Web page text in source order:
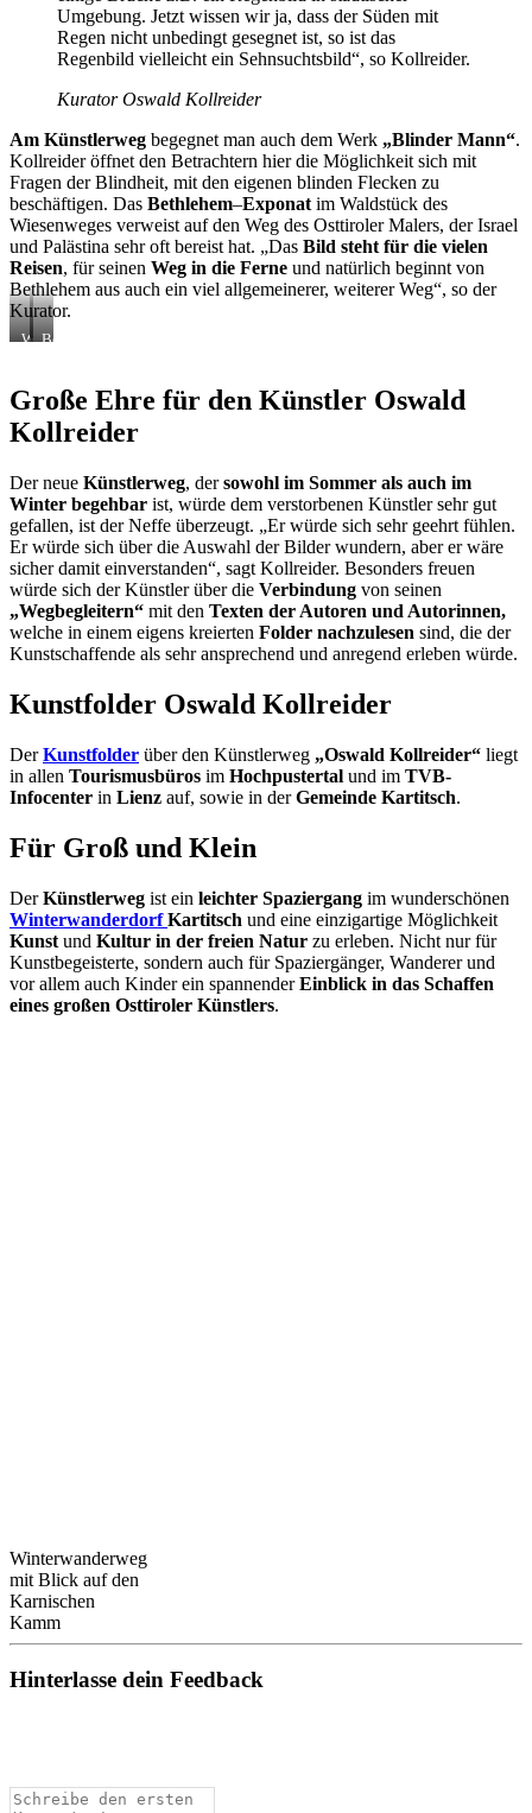
Umgebung. Jetzt wissen wir ja, dass der Süden mit
Regen nicht unbedingt gesegnet ist, so ist das
Regenbild vielleicht ein Sehnsuchtsbild“, so Kollreider.
Kurator Oswald Kollreider
Am Künstlerweg begegnet man auch dem Werk „Blinder Mann“.
Kollreider öffnet den Betrachtern hier die Möglichkeit sich mit
Fragen der Blindheit, mit den eigenen blinden Flecken zu
beschäftigen. Das Bethlehem–Exponat im Waldstück des
Wiesenweges verweist auf den Weg des Osttiroler Malers, der Israel
und Palästina sehr oft bereist hat. „Das Bild steht für die vielen
Reisen, für seinen Weg in die Ferne und natürlich beginnt von
Bethlehem aus auch ein viel allgemeinerer, weiterer Weg“, so der
Kurator.
Werk
entlang
des
Weges
Bethlehem–
Waldstück
des
Wiesenweges
Große Ehre für den Künstler Oswald
Kollreider
Der neue Künstlerweg, dersowohl im Sommer als auch im
Winter begehbar ist, würde dem verstorbenen Künstler sehr gut
gefallen, ist der Neffe überzeugt. „Er würde sich sehr geehrt fühlen.
Er würde sich über die Auswahl der Bilder wundern, aber er wäre
sicher damit einverstanden“, sagt Kollreider. Besonders freuen
würde sich der Künstler über die Verbindung von seinen
„Wegbegleitern“ mit den Texten der Autoren und Autorinnen,
welche in einem eigens kreierten Folder nachzulesen sind, die der
Kunstschaffende als sehr ansprechend und anregend erleben würde.
Kunstfolder Oswald Kollreider
DerKunstfolder über den Künstlerweg „Oswald Kollreider“ liegt
in allen Tourismusbüros im Hochpustertal und im TVB-
Infocenter in Lienz auf, sowie in derGemeinde Kartitsch.
Für Groß und Klein
DerKünstlerweg ist ein leichter Spaziergang im wunderschönen
WinterwanderdorfKartitsch und eine einzigartige Möglichkeit
Kunst und Kultur in der freien Natur zu erleben. Nicht nur für
Kunstbegeisterte, sondern auch für Spaziergänger, Wanderer und
vor allem auch Kinder ein spannenderEinblick in das Schaffen
eines großen Osttiroler Künstlers.
Winterwanderweg
mit Blick auf den
Karnischen
Kamm
Hinterlasse dein Feedback